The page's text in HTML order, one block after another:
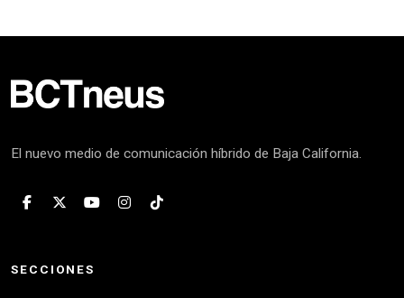
El nuevo medio de comunicación híbrido de Baja California.
SECCIONES